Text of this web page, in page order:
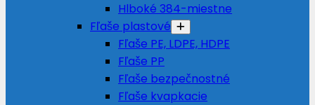
Hlboké 384-miestne
Fľaše plastové
Fľaše PE, LDPE, HDPE
Fľaše PP
Fľaše bezpečnostné
Fľaše kvapkacie